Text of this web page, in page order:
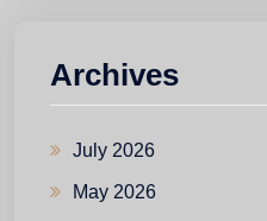
Archives
July 2026
May 2026